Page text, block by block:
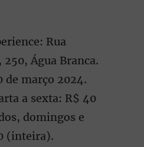
Rua
Água Branca.
de março 2024.
a sexta: R$ 40
domingos e
(inteira).